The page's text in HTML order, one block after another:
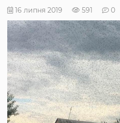
16 липня 2019 591 0